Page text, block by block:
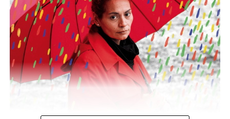
Descargar la Mu en PDF